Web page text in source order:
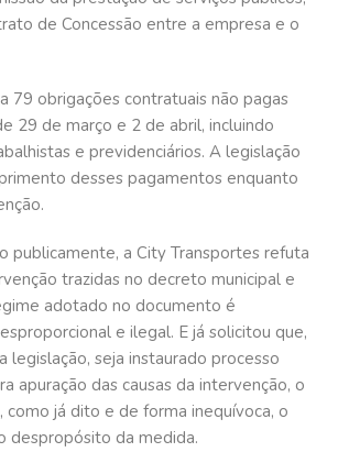
de Concessão entre a empresa e o
79 obrigações contratuais não pagas
29 de março e 2 de abril, incluindo
e previdenciários. A legislação
desses pagamentos enquanto
publicamente, a City Transportes refuta
trazidas no decreto municipal e
adotado no documento é
e ilegal. E já solicitou que,
legislação, seja instaurado processo
apuração das causas da intervenção, o
como já dito e de forma inequívoca, o
despropósito da medida.